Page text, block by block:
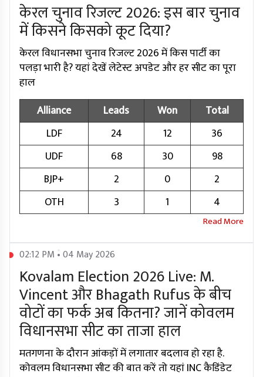
केरल चुनाव रिजल्ट 2026: इस बार चुनाव
में किसने किसको कूट दिया?
केरल विधानसभा चुनाव रिजल्ट 2026 में किस पार्टी का
पलड़ा भारी है? यहां देखें लेटेस्ट अपडेट और हर सीट का पूरा
हाल
Alliance
Leads Won
Total
LDF
24 12
36
UDF
68 30
98
BJP+
2 0
2
OTH
3 1 4
02:12 PM • 04 May 2026
Kovalam Election 2026 Live: M.
Vincent और Bhagath Rufus के बीच
वोटों का फर्क अब कितना? जानें कोवलम
विधानसभा सीट का ताजा हाल
मतगणना के दौरान आंकड़ों में लगातार बदलाव हो रहा है.
कोवलम विधानसभा सीट की बात करें तो यहां INC कैडिंडेट